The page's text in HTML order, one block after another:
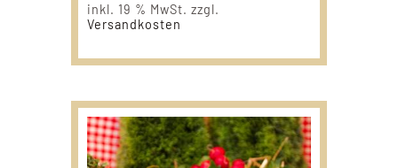
inkl. 19 % MwSt. zzgl.
Versandkosten